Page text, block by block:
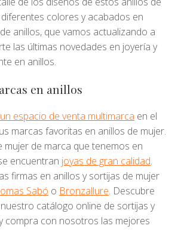
colores y acabados en
anillos, que vamos actualizando a
las últimas novedades en joyería y
en anillos.
en anillos
espacio de venta multimarca en el
marcas favoritas en anillos de mujer.
mujer de marca que tenemos en
encuentran joyas de gran calidad.
firmas en anillos y sortijas de mujer
Sabó o Bronzallure. Descubre
catálogo online de sortijas y
compra con nosotros las mejores